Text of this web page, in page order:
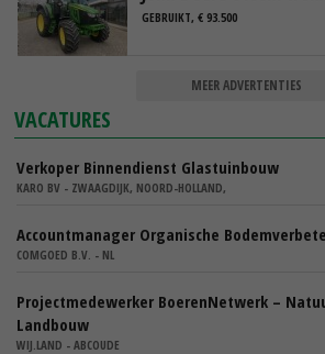
GEBRUIKT, € 93.500
MEER ADVERTENTIES
VACATURES
Verkoper Binnendienst Glastuinbouw
KARO BV - ZWAAGDIJK, NOORD-HOLLAND,
Accountmanager Organische
COMGOED B.V. - NL
Projectmedewerker BoerenNetwerk –
Landbouw
WIJ.LAND - ABCOUDE